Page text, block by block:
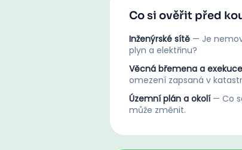
Co si ověřit před
Inženýrské sítě — Je
plyn a elektřinu?
Věcná břemena a exekuce
omezení zapsaná v
Územní plán a okolí — Co
může změnit.